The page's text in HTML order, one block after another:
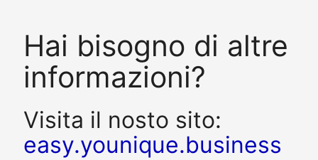
Hai bisogno di altre
informazioni?
Visita il nosto sito:
easy.younique.business